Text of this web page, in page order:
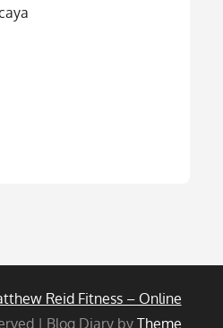
Reid Fitness – Online
| Blog Diary by Theme